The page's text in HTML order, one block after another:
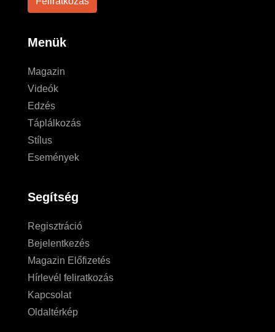
Menük
Magazin
Videók
Edzés
Táplálkozás
Stílus
Események
Segítség
Regisztráció
Bejelentkezés
Magazin Előfizetés
Hírlevél feliratkozás
Kapcsolat
Oldaltérkép